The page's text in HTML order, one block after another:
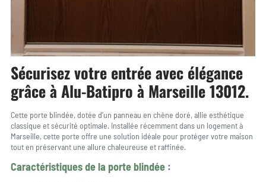
Sécurisez votre entrée avec élégance
grâce à Alu-Batipro à Marseille 13012.
Cette porte blindée, dotée d’un panneau en chêne doré, allie esthétique
classique et sécurité optimale. Installée récemment dans un logement à
Marseille, cette porte offre une solution idéale pour protéger votre maison
tout en préservant une allure chaleureuse et raffinée.
Caractéristiques de la porte blindée :